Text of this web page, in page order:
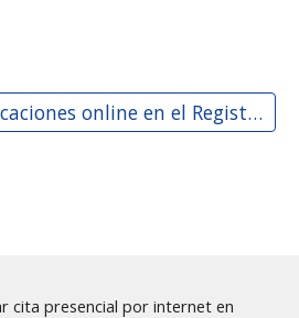
Solicitud de certificaciones online en el Registro Civil de Dos Hermanas
cita presencial por internet en